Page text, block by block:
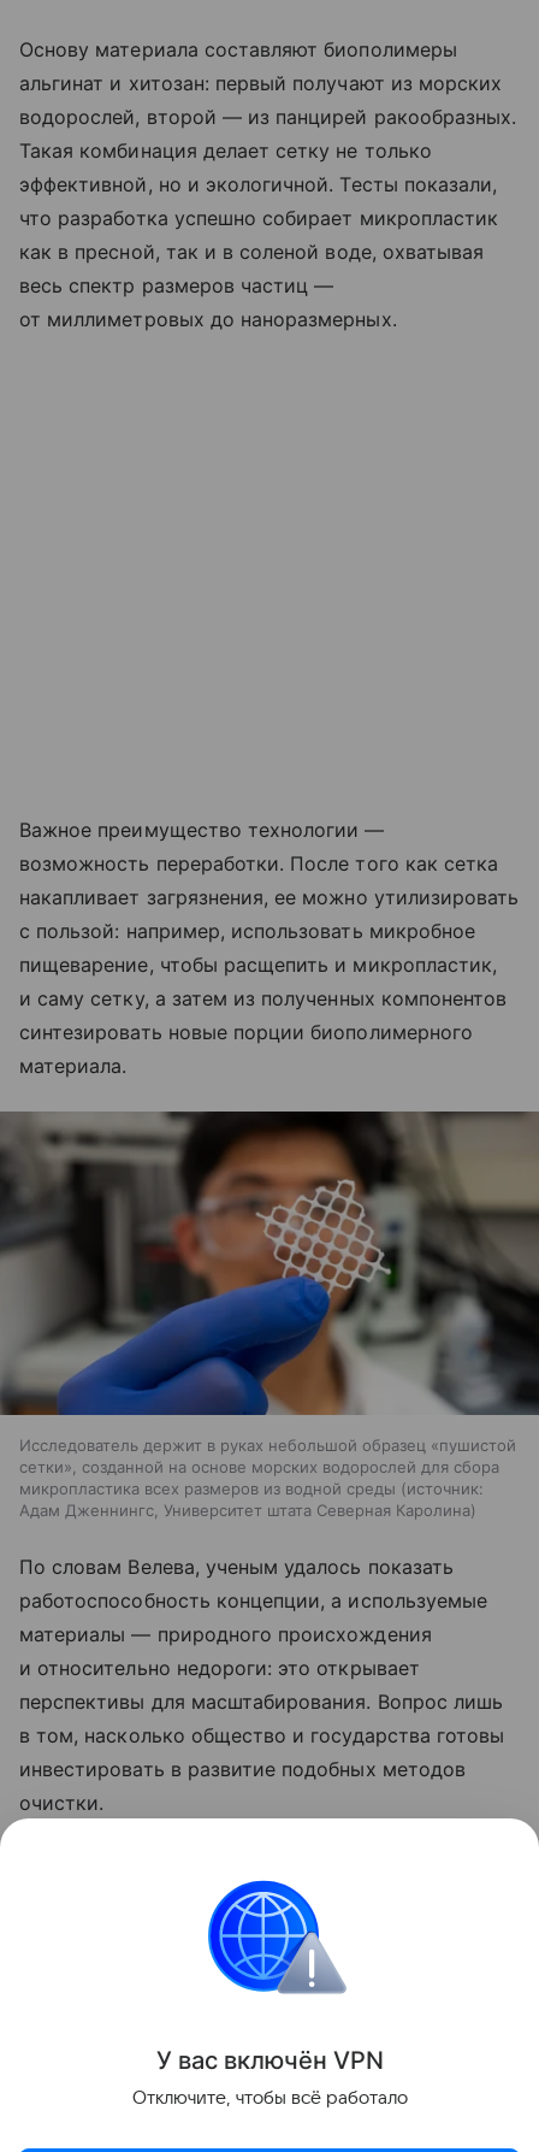
Основу материала составляют биополимеры
альгинат и хитозан: первый получают из морских
водорослей, второй — из панцирей ракообразных.
Такая комбинация делает сетку не только
эффективной, но и экологичной. Тесты показали,
что разработка успешно собирает микропластик
как в пресной, так и в соленой воде, охватывая
весь спектр размеров частиц —
от миллиметровых до наноразмерных.
Важное преимущество технологии —
возможность переработки. После того как сетка
накапливает загрязнения, ее можно утилизировать
с пользой: например, использовать микробное
пищеварение, чтобы расщепить и микропластик,
и саму сетку, а затем из полученных компонентов
синтезировать новые порции биополимерного
материала.
Исследователь держит в руках небольшой образец «пушистой
сетки», созданной на основе морских водорослей для сбора
микропластика всех размеров из водной среды
источник:
Адам Дженнингс, Университет штата Северная Каролина
По словам Велева, ученым удалось показать
работоспособность концепции, а используемые
материалы — природного происхождения
и относительно недороги: это открывает
перспективы для масштабирования. Вопрос лишь
в том, насколько общество и государства готовы
инвестировать в развитие подобных методов
очистки.
микропластик образуется в 16 раз быстрее, чем в
У вас включён VPN
Отключите, чтобы всё работало